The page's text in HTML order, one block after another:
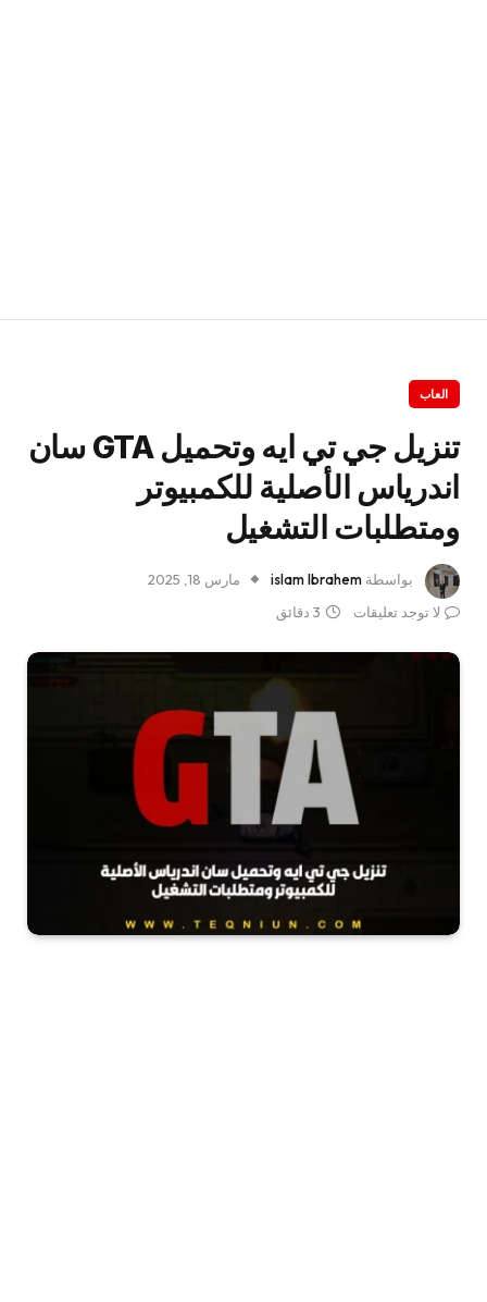
العاب
تنزيل جي تي ايه وتحميل GTA سان
اندرياس الأصلية للكمبيوتر
ومتطلبات التشغيل
بواسطة islam Ibrahem
مارس 18, 2025
لا توجد تعليقات
3 دقائق